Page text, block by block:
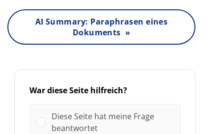
AI Summary: Paraphrasen eines
Dokuments »
War diese Seite hilfreich?
Diese Seite hat meine Frage
beantwortet